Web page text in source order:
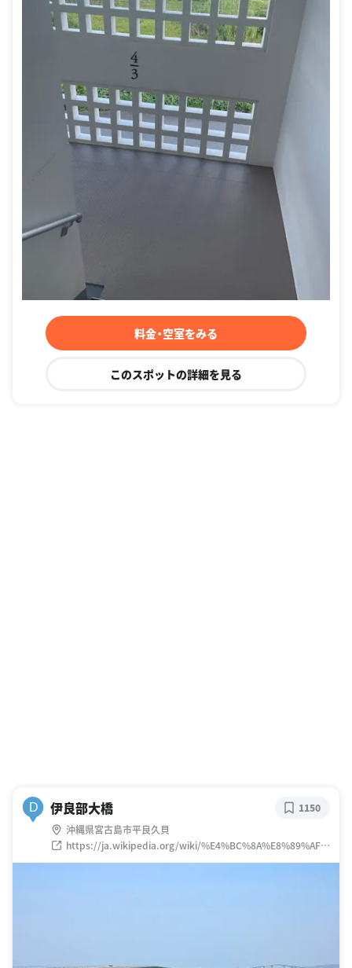
料金・空室をみる
このスポットの詳細を見る
D 伊良部大橋
沖縄県宮古島市平良久貝
https://ja.wikipedia.org/wiki/%E4%BC%8A%E8%89%AF%
E9%83%A8%E5%A4%A7%E6%A9%8B
1150